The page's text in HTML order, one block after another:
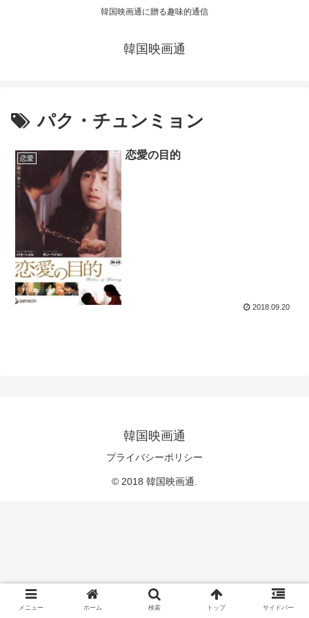
韓国映画通に贈る趣味的通信
韓国映画通
パク・チュンミョン
恋愛 恋愛の目的
2018.09.20
韓国映画通
プライバシーポリシー
© 2018 韓国映画通.
メニュー ホーム 検索 トップ サイドバー